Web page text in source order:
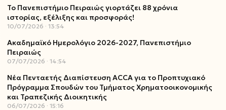
Το Πανεπιστήμιο Πειραιώς γιορτάζει 88 χρόνια
ιστορίας, εξέλιξης και προσφοράς!
10/07/2026 13:54
Ακαδημαϊκό Ημερολόγιο 2026-2027, Πανεπιστήμιο
Πειραιώς
07/07/2026 14:54
Νέα Πενταετής Διαπίστευση ACCA για το Προπτυχιακό
Πρόγραμμα Σπουδών του Τμήματος Χρηματοοικονομικής
και Τραπεζικής Διοικητικής
06/07/2026 15:16